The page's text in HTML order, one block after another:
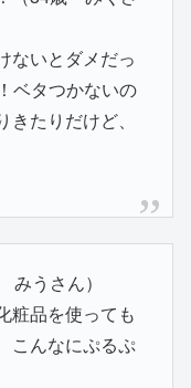
ないとダメだっ
ベタつかないの
きたりだけど、
うさん）
粧品を使っても
こんなにぷるぷ